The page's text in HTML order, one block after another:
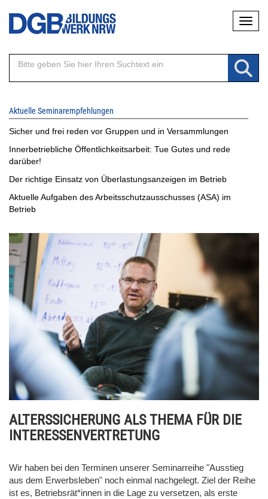
Direkt
Inhalt
Aktuelle Seminarempfehlungen
Sicher und frei reden vor Gruppen und in Versammlungen
Innerbetriebliche Öffentlichkeitsarbeit: Tue Gutes und rede
darüber!
Der richtige Einsatz von Überlastungsanzeigen im Betrieb
Aktuelle Aufgaben des Arbeitsschutzausschusses (ASA) im
Betrieb
ALTERSSICHERUNG ALS THEMA FÜR DIE
INTERESSENVERTRETUNG
Wir haben bei den Terminen unserer Seminarreihe "Ausstieg
aus dem Erwerbsleben" noch einmal nachgelegt. Ziel der Reihe
ist es, Betriebsrät*innen in die Lage zu versetzen, als erste